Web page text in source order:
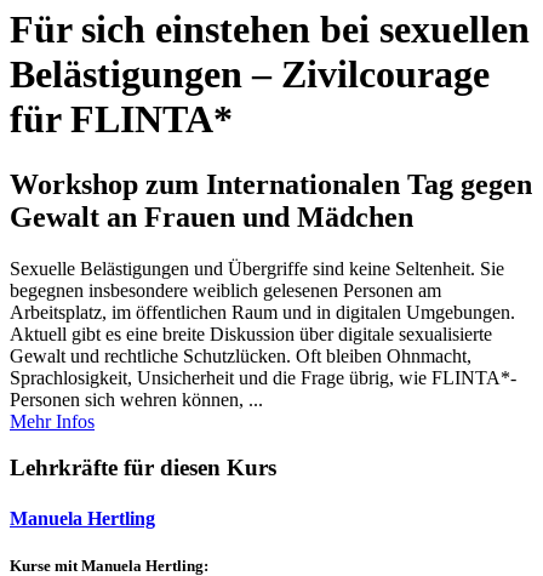
Für sich einstehen bei sexuellen
Belästigungen – Zivilcourage
für FLINTA*
Workshop zum Internationalen Tag gegen
Gewalt an Frauen und Mädchen
Sexuelle Belästigungen und Übergriffe sind keine Seltenheit. Sie
begegnen insbesondere weiblich gelesenen Personen am
Arbeitsplatz, im öffentlichen Raum und in digitalen Umgebungen.
Aktuell gibt es eine breite Diskussion über digitale sexualisierte
Gewalt und rechtliche Schutzlücken. Oft bleiben Ohnmacht,
Sprachlosigkeit, Unsicherheit und die Frage übrig, wie FLINTA*-
Personen sich wehren können, ...
Mehr Infos
Lehrkräfte für diesen Kurs
Manuela Hertling
Kurse mit Manuela Hertling: